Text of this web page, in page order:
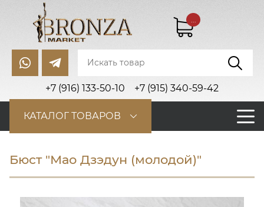
+7 (916) 133-50-10 +7 (915) 340-59-42
...
КАТАЛОГ ТОВАРОВ
Бюст "Мао Дзэдун (молодой)"